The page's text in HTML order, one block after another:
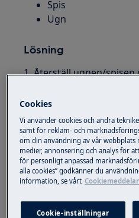
Spis
Ugn
Lösning
1. Återställ ugnen/
propp/säkring
2. När produkten är
kommer klockikonen att
exempel
Ugn med vred
Cookies
Vi använder cookies och andra
samt för reklam- och
om din användning av vår webbplats
medier, annonsering och analys för
för personligt anpassad
alla cookies” godkänner du
information, se vårt
Cookie-inställningar